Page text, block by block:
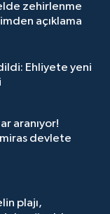
zehirlenme
açıklama
Ehliyete yeni
aranıyor!
devlete
plajı,